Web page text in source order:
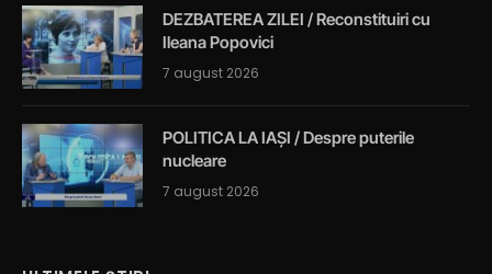
DEZBATEREA ZILEI / Reconstituiri cu
Ileana Popovici
7 august 2026
POLITICA LA IAȘI / Despre puterile
nucleare
7 august 2026